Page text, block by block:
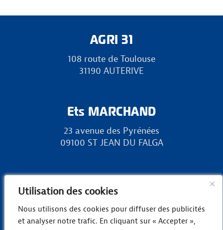
Utilisation des cookies
Nous utilisons des cookies pour diffuser des publicités
et analyser notre trafic. En cliquant sur « Accepter »,
AGRI 31
108 route de Toulouse
31190 AUTERIVE
Ets MARCHAND
23 avenue des Pyrénées
09100 ST JEAN DU FALGA
RURAL 31
31800 LANDORTHE